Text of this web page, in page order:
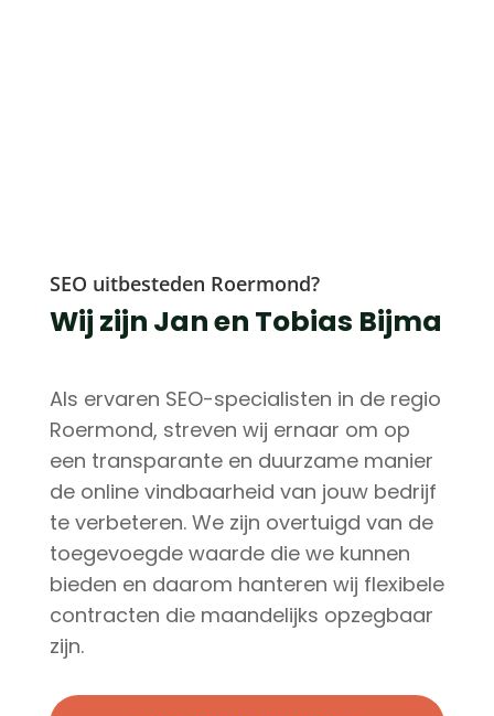
SEO uitbesteden Roermond?
Wij zijn Jan en Tobias Bijma
Als ervaren SEO-specialisten in de regio
Roermond, streven wij ernaar om op
een transparante en duurzame manier
de online vindbaarheid van jouw bedrijf
te verbeteren. We zijn overtuigd van de
toegevoegde waarde die we kunnen
bieden en daarom hanteren wij flexibele
contracten die maandelijks opzegbaar
zijn.